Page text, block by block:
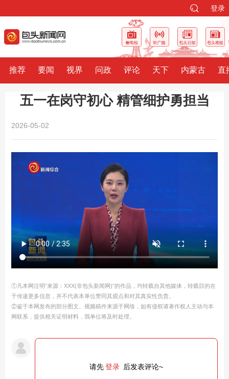
登录
推荐 要闻 视界 问政 评论 天下 内蒙古 直
五一在岗守初心 精管细护勇担当
2026-05-02
①凡本网注明“来源：XXX(非包头新闻网)”的作品，均转载自其他媒体，转载目的在
于传递更多信息，并不代表本单位赞同其观点和对其真实性负责。
②鉴于本网发布的部分图文、视频稿件来源于网络，如有侵权请著作权人主动与本
网联系，提供相关证明材料，我单位将及时处理。
请先登录 后发表评论~